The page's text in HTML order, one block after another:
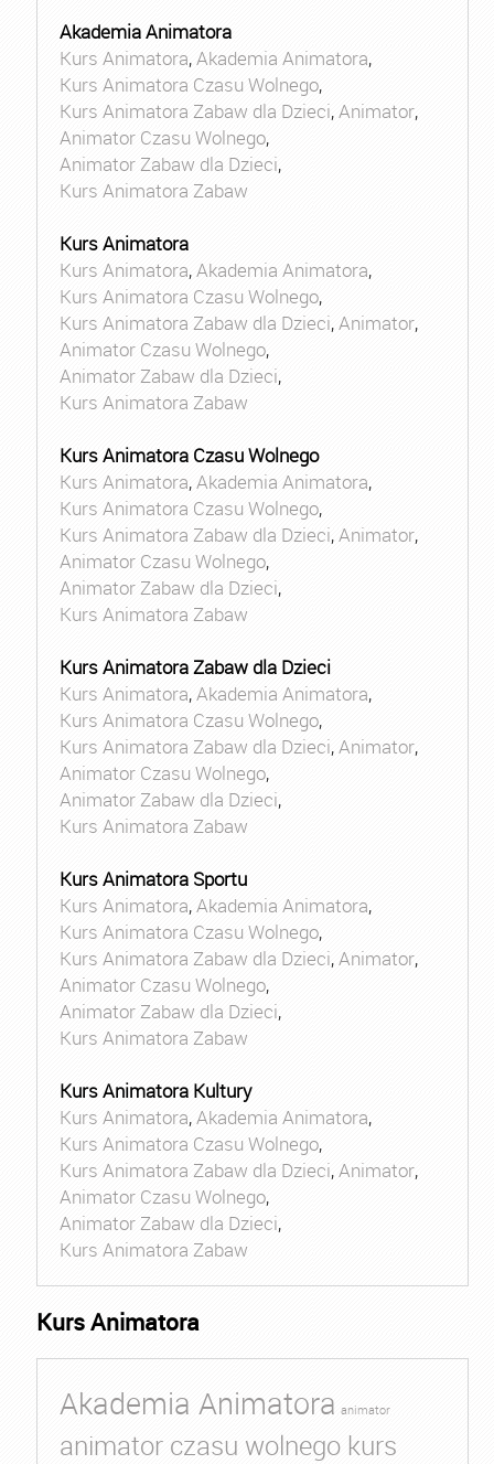
Akademia Animatora
Kurs Animatora,Akademia Animatora,
Kurs Animatora Czasu Wolnego,
Kurs Animatora Zabaw dla Dzieci,Animator,
Animator Czasu Wolnego,
Animator Zabaw dla Dzieci,
Kurs Animatora Zabaw
Kurs Animatora
Kurs Animatora,Akademia Animatora,
Kurs Animatora Czasu Wolnego,
Kurs Animatora Zabaw dla Dzieci,Animator,
Animator Czasu Wolnego,
Animator Zabaw dla Dzieci,
Kurs Animatora Zabaw
Kurs Animatora Czasu Wolnego
Kurs Animatora,Akademia Animatora,
Kurs Animatora Czasu Wolnego,
Kurs Animatora Zabaw dla Dzieci,Animator,
Animator Czasu Wolnego,
Animator Zabaw dla Dzieci,
Kurs Animatora Zabaw
Kurs Animatora Zabaw dla Dzieci
Kurs Animatora,Akademia Animatora,
Kurs Animatora Czasu Wolnego,
Kurs Animatora Zabaw dla Dzieci,Animator,
Animator Czasu Wolnego,
Animator Zabaw dla Dzieci,
Kurs Animatora Zabaw
Kurs Animatora Sportu
Kurs Animatora,Akademia Animatora,
Kurs Animatora Czasu Wolnego,
Kurs Animatora Zabaw dla Dzieci,Animator,
Animator Czasu Wolnego,
Animator Zabaw dla Dzieci,
Kurs Animatora Zabaw
Kurs Animatora Kultury
Kurs Animatora,Akademia Animatora,
Kurs Animatora Czasu Wolnego,
Kurs Animatora Zabaw dla Dzieci,Animator,
Animator Czasu Wolnego,
Animator Zabaw dla Dzieci,
Kurs Animatora Zabaw
Kurs Animatora
Akademia Animatora animator
animator czasu wolnego kurs